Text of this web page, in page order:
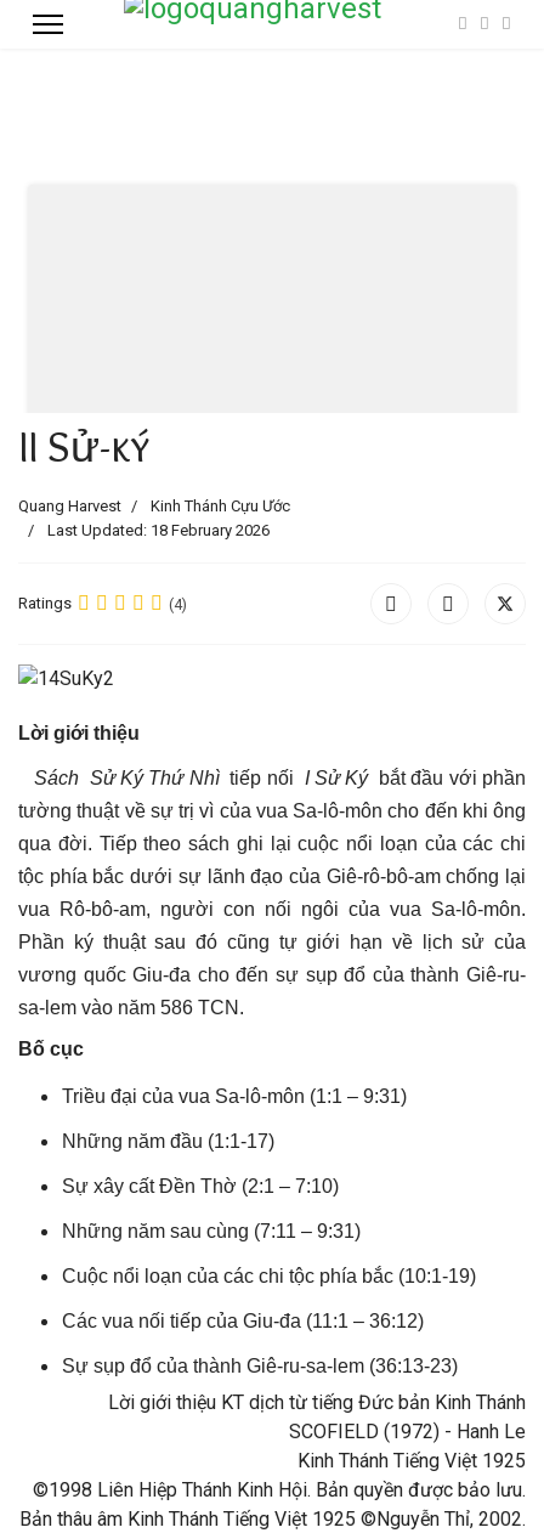
II Sử-ký
Quang Harvest
Kinh Thánh Cựu Ước
Last Updated: 18 February 2026
Ratings (4)
Lời giới thiệu
Sách Sử Ký Thứ Nhìtiếp nối I Sử Ký bắt đầu với phần
tường thuật về sự trị vì của vua Sa-lô-môn cho đến khi ông
qua đời. Tiếp theo sách ghi lại cuộc nổi loạn của các chi
tộc phía bắc dưới sự lãnh đạo của Giê-rô-bô-am chống lại
vua Rô-bô-am, người con nối ngôi của vua Sa-lô-môn.
Phần ký thuật sau đó cũng tự giới hạn về lịch sử của
vương quốc Giu-đa cho đến sự sụp đổ của thành Giê-ru-
sa-lem vào năm 586 TCN.
Bố cục
Triều đại của vua Sa-lô-môn (1:1 – 9:31)
Những năm đầu (1:1-17)
Sự xây cất Đền Thờ (2:1 – 7:10)
Những năm sau cùng (7:11 – 9:31)
Cuộc nổi loạn của các chi tộc phía bắc (10:1-19)
Các vua nối tiếp của Giu-đa (11:1 – 36:12)
Sự sụp đổ của thành Giê-ru-sa-lem (36:13-23)
Lời giới thiệu KT dịch từ tiếng Đức bản Kinh Thánh
SCOFIELD (1972) - Hanh Le
Kinh Thánh Tiếng Việt 1925
©1998 Liên Hiệp Thánh Kinh Hội. Bản quyền được bảo lưu.
Bản thâu âm Kinh Thánh Tiếng Việt 1925 ©Nguyễn Thỉ, 2002.